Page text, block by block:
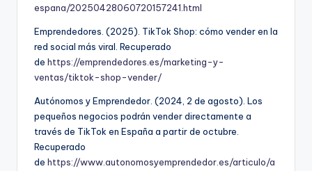
espana/20250428060720157241.html
Emprendedores. (2025). TikTok Shop: cómo vender en la
red social más viral. Recuperado
de https://emprendedores.es/marketing-y-
ventas/tiktok-shop-vender/
Autónomos y Emprendedor. (2024, 2 de agosto). Los
pequeños negocios podrán vender directamente a
través de TikTok en España a partir de octubre.
Recuperado
de https://www.autonomosyemprendedor.es/articulo/a